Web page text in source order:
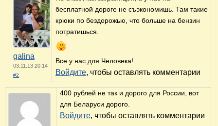
galina
03.11.13 20:14
#2
бесплатной дороге не съэкономишь. Там такие
крюки по бездорожью, что больше на бензин
потратишься.
Все у нас для Человека!
Войдите, чтобы оставлять комментарии
400 рублей не так и дорого для России, вот
для Беларуси дорого.
Войдите, чтобы оставлять комментарии